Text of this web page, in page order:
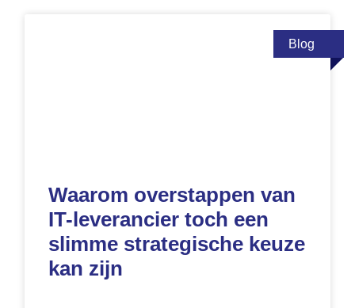
Blog
Waarom overstappen van
IT-leverancier toch een
slimme strategische keuze
kan zijn